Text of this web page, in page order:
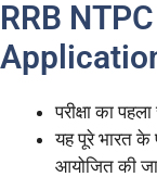
RRB
परीक्षा का
यह पूरे भारत के
आयोजित की